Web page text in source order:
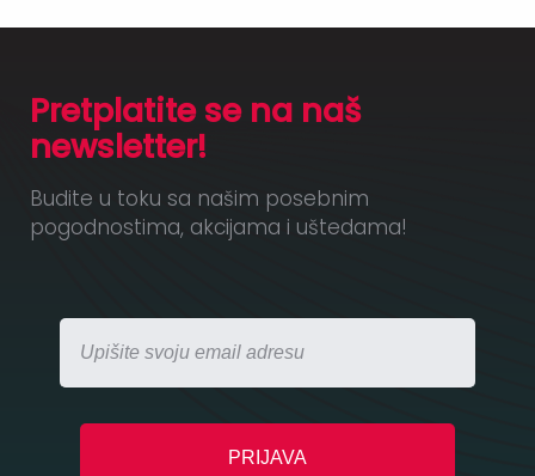
Pretplatite se na naš
newsletter!
Budite u toku sa našim posebnim
pogodnostima, akcijama i uštedama!